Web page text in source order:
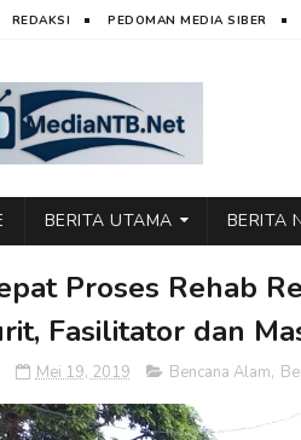
REDAKSI PEDOMAN MEDIA SIBER
BERITA UTAMA BERITA
Proses Rehab
Fasilitator dan
Mei 19, 2019 Bencana Alam,